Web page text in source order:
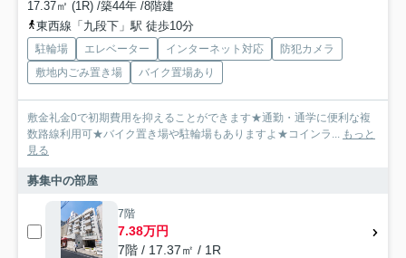
17.37㎡ (1R) /築44年 /8階建
東西線「九段下」駅 徒歩10分
駐輪場 エレベーター インターネット対応
防犯カメラ
敷地内ごみ置き場
バイク置場あり
敷金礼金0で初期費用を抑えることができます★通勤・通学に便利な複
数路線利用可★バイク置き場や駐輪場もありますよ★コインラ... もっと
見る
募集中の部屋
7階
7.38万円
7階 / 17.37㎡ / 1R